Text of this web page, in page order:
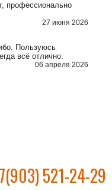
профессионально
27 июня 2026
Пользуюсь
всё отлично.
06 апреля 2026
521-24-29